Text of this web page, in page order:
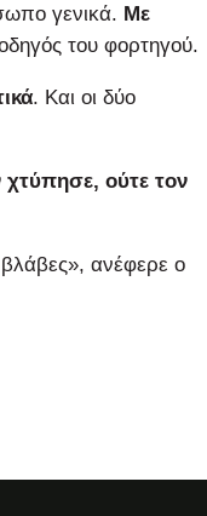
γενικά. Με
του φορτηγού.
. Και οι δύο
χτύπησε, ούτε τον
ανέφερε ο